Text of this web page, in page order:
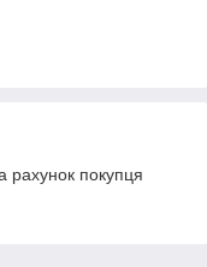
рахунок покупця